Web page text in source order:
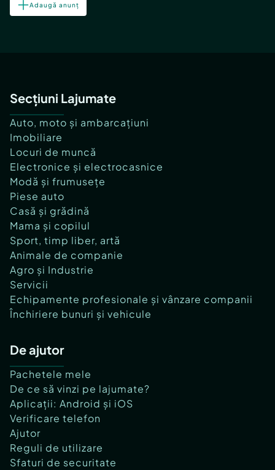
Adaugă anunț
Secțiuni Lajumate
Auto, moto și ambarcațiuni
Imobiliare
Locuri de muncă
Electronice și electrocasnice
Modă și frumusețe
Piese auto
Casă și grădină
Mama și copilul
Sport, timp liber, artă
Animale de companie
Agro și Industrie
Servicii
Echipamente profesionale și vânzare companii
Închiriere bunuri și vehicule
De ajutor
Pachetele mele
De ce să vinzi pe lajumate?
Aplicații: Android și iOS
Verificare telefon
Ajutor
Reguli de utilizare
Sfaturi de securitate